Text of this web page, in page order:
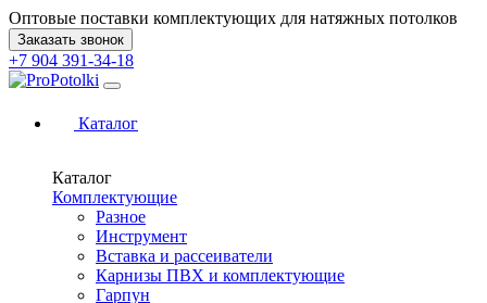
Оптовые поставки комплектующих для натяжных потолков
Заказать звонок
+7 904 391-34-18
Каталог
Каталог
Комплектующие
Разное
Инструмент
Вставка и рассеиватели
Карнизы ПВХ и комплектующие
Гарпун